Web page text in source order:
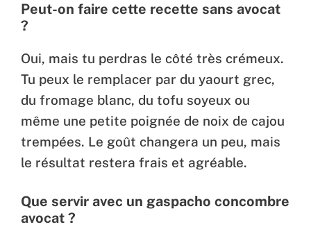
Peut-on faire cette recette sans avocat
?
Oui, mais tu perdras le côté très crémeux.
Tu peux le remplacer par du yaourt grec,
du fromage blanc, du tofu soyeux ou
même une petite poignée de noix de cajou
trempées. Le goût changera un peu, mais
le résultat restera frais et agréable.
Que servir avec un gaspacho concombre
avocat ?